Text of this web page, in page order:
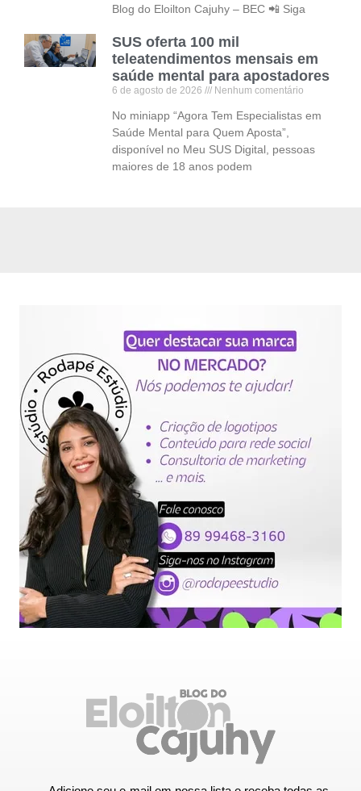
Blog do Eloilton Cajuhy – BEC 📲 Siga
SUS oferta 100 mil
teleatendimentos mensais em
saúde mental para apostadores
6 de agosto de 2026 Nenhum comentário
No miniapp “Agora Tem Especialistas em
Saúde Mental para Quem Aposta”,
disponível no Meu SUS Digital, pessoas
maiores de 18 anos podem